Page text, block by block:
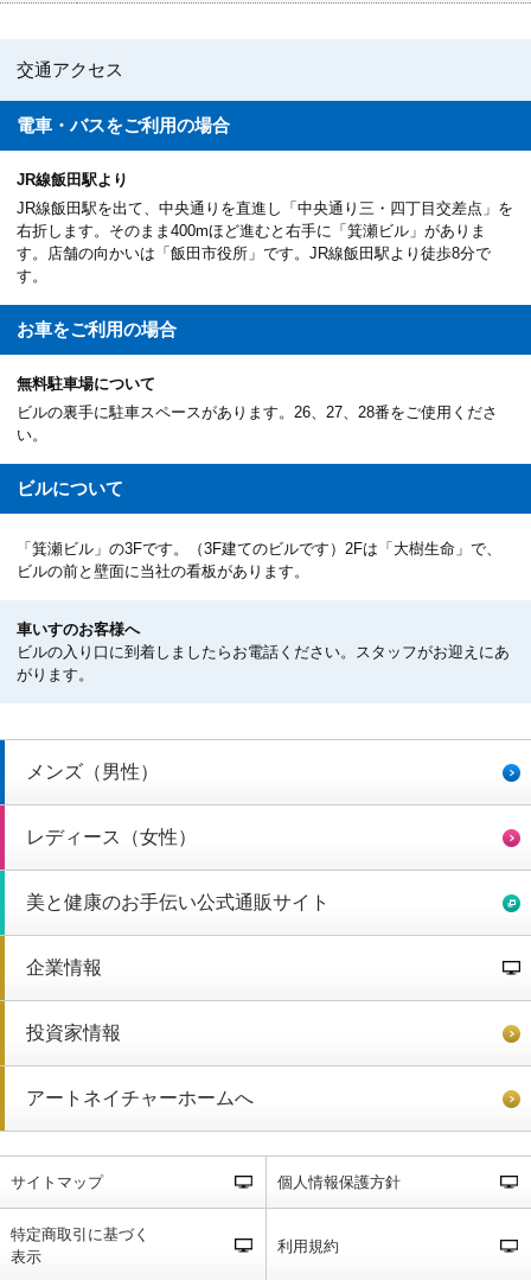
交通アクセス
電車・バスをご利用の場合
JR線飯田駅より
JR線飯田駅を出て、中央通りを直進し「中央通り三・四丁目交差点」を
右折します。そのまま400mほど進むと右手に「箕瀬ビル」がありま
す。店舗の向かいは「飯田市役所」です。JR線飯田駅より徒歩8分で
す。
お車をご利用の場合
無料駐車場について
ビルの裏手に駐車スペースがあります。26、27、28番をご使用くださ
い。
ビルについて
「箕瀬ビル」の3Fです。（3F建てのビルです）2Fは「大樹生命」で、
ビルの前と壁面に当社の看板があります。
車いすのお客様へ
ビルの入り口に到着しましたらお電話ください。スタッフがお迎えにあ
がります。
メンズ（男性）
レディース（女性）
美と健康のお手伝い公式通販サイト
企業情報
投資家情報
アートネイチャーホームへ
サイトマップ 個人情報保護方針
特定商取引に基づく
表示
利用規約